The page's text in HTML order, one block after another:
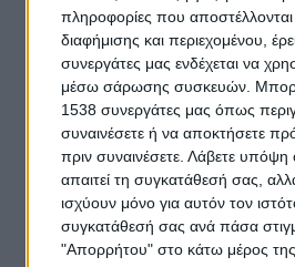
πληροφορίες που αποστέλλονται
διαφήμισης και περιεχομένου,
συνεργάτες μας ενδέχεται να
μέσω σάρωσης συσκευών.
1538 συνεργάτες μας όπως
συναινέσετε ή να αποκτήσετε
πριν συναινέσετε. Λάβετε υπόψη
απαιτεί τη συγκατάθεσή σας,
ισχύουν μόνο για αυτόν τον
συγκατάθεσή σας ανά πάσα
"Απορρήτου" στο κάτω μέρος της